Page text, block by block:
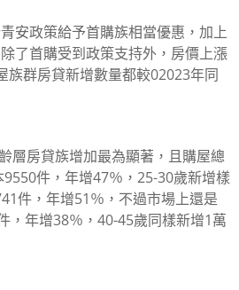
安政策給予首購族相當優惠，加上
了首購受到政策支持外，房價上漲
族群房貸新增數量都較02023年同
層房貸族增加最為顯著，且購屋總
件，年增47％，25-30歲新增樣
件，年增51％，不過市場上還是
，年增38％，40-45歲同樣新增1萬